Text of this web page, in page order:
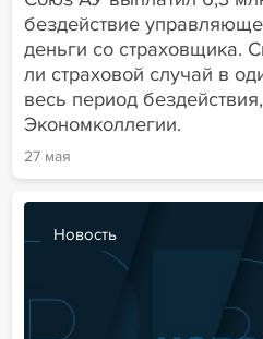
бездействие
деньги со страховщика.
ли страховой случай в
весь период
Экономколлегии.
27 мая
Новость